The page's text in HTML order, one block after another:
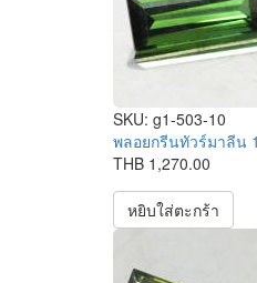
SKU: g1-503-10
พลอยกรีนทัวร์มาลีน
THB 1,270.00
หยิบใส่ตะกร้า